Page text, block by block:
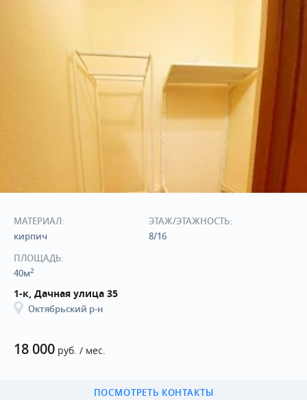
18 000 руб. / мес.
1-к, Дачная улица 35
Октябрьский р-н
ПОСМОТРЕТЬ КОНТАКТЫ
МАТЕРИАЛ:
кирпич
ЭТАЖ/ЭТАЖНОСТЬ:
8/16
ПЛОЩАДЬ:
40м2